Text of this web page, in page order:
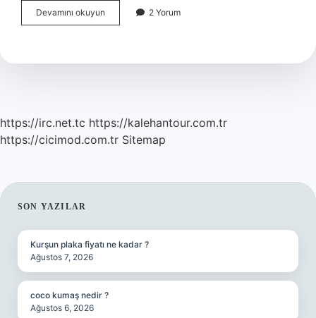
Devamını okuyun
Adalar
2 Yorum
https://irc.net.tc https://kalehantour.com.tr
https://cicimod.com.tr Sitemap
SIDEBAR
SON YAZILAR
Kurşun plaka fiyatı ne kadar ?
Ağustos 7, 2026
coco kumaş nedir ?
Ağustos 6, 2026